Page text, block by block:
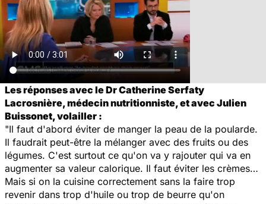
Les réponses avec le Dr Catherine Serfaty
Lacrosnière, médecin nutritionniste, et avec Julien
Buissonet, volailler :
"Il faut d'abord éviter de manger la peau de la poularde.
Il faudrait peut-être la mélanger avec des fruits ou des
légumes. C'est surtout ce qu'on va y rajouter qui va en
augmenter sa valeur calorique. Il faut éviter les crèmes…
Mais si on la cuisine correctement sans la faire trop
revenir dans trop d'huile ou trop de beurre qu'on